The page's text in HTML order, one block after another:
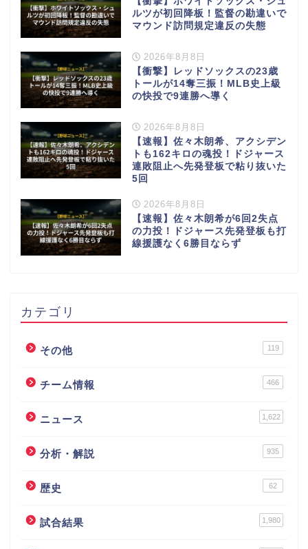
ルツが初回降板！監督の勘違いで
マウンド訪問規定違反の失態
2026年8月8日
【衝撃】レッドソックスの23歳
トールが14奪三振！MLB史上級
の快投で9連勝へ導く
2026年8月8日
【速報】佐々木朗希、アクシデン
トも162キロの魂投！ドジャース
連敗阻止へ先発登板で粘り抜いた
5回
2026年8月8日
【速報】佐々木朗希が6回2失点
の力投！ドジャース先発登板も打
線援護なく6勝目ならず
カテゴリ
その他 119
チーム情報 466
ニュース 1,622
分析・解説 935
歴史 62
試合結果 1,980